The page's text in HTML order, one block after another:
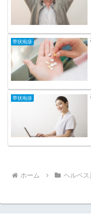
帯状疱疹
帯状疱疹
ホーム ヘルペス